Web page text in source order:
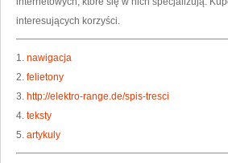
interesujących korzyści.
1. nawigacja
2. felietony
3. http://elektro-range.de/spis-tresci
4. teksty
5. artykuly